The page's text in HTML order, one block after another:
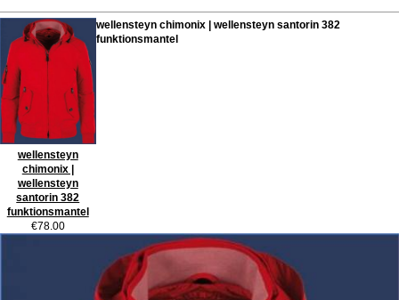
wellensteyn
chimonix |
wellensteyn
santorin 382
funktionsmantel
€78.00
wellensteyn chimonix | wellensteyn santorin 382
funktionsmantel